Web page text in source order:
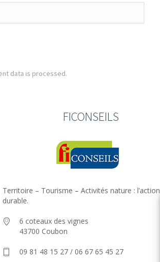
data is processed.
FICONSEILS
Territoire – Tourisme – Activités nature : l’action
durable.
6 coteaux des vignes
43700 Coubon
09 81 48 15 27 / 06 67 65 45 27